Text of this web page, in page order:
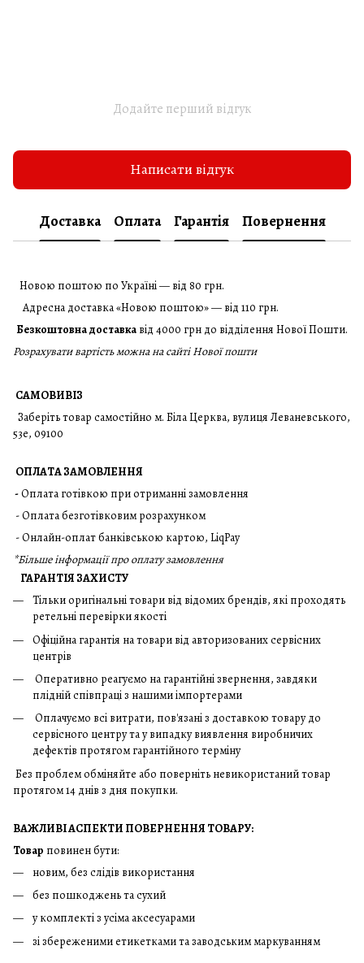
Додайте перший відгук
Написати відгук
Доставка Оплата Гарантія Повернення
Новою поштою по Україні — від 80 грн.
Адресна доставка «Новою поштою» — від 110 грн.
Безкоштовна доставка від 4000 грн до відділення Нової Пошти.
Розрахувати вартість можна на сайті Нової пошти
САМОВИВІЗ
Заберіть товар самостійно м. Біла Церква, вулиця Леваневського,
53е, 09100
ОПЛАТА ЗАМОВЛЕННЯ
-Оплата готівкою при отриманні замовлення
- Оплата безготівковим розрахунком
- Онлайн-оплат банківською картою, LiqPay
*Більше інформації про оплату замовлення
ГАРАНТІЯ ЗАХИСТУ
Тільки оригінальні товари від відомих брендів, які проходять
ретельні перевірки якості
Офіційна гарантія на товари від авторизованих сервісних
центрів
Оперативно реагуємо на гарантійні звернення, завдяки
плідній співпраці з нашими імпортерами
Оплачуємо всі витрати, пов'язані з доставкою товару до
сервісного центру та у випадку виявлення виробничих
дефектів протягом гарантійного терміну
Без проблем обміняйте або поверніть невикористаний товар
протягом 14 днів з дня покупки.
ВАЖЛИВІ АСПЕКТИ ПОВЕРНЕННЯ ТОВАРУ:
Товар повинен бути:
новим, без слідів використання
без пошкоджень та сухий
у комплекті з усіма аксесуарами
зі збереженими етикетками та заводським маркуванням